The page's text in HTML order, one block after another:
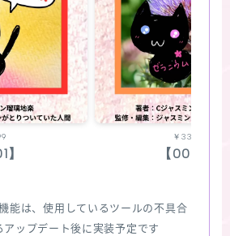
】
￥330
【002】
能は、使用しているツールの不具合
アップデート後に実装予定です